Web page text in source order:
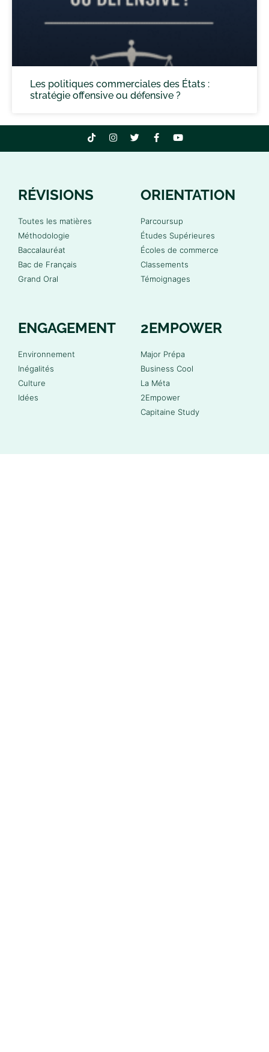
Les politiques commerciales des États :
stratégie offensive ou défensive ?
RÉVISIONS
Toutes les matières
Méthodologie
Baccalauréat
Bac de Français
Grand Oral
ORIENTATION
Parcoursup
Études Supérieures
Écoles de commerce
Classements
Témoignages
ENGAGEMENT
Environnement
Inégalités
Culture
Idées
2EMPOWER
Major Prépa
Business Cool
La Méta
2Empower
Capitaine Study